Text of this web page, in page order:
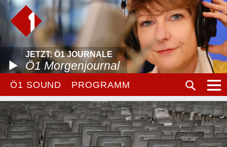
JETZT: Ö1 JOURNALE
Ö1 Morgenjournal
Ö1 SOUND PROGRAMM